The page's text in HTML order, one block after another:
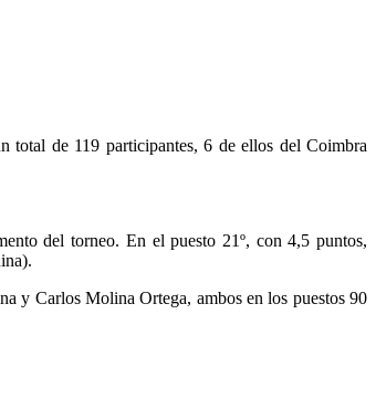
de 119 participantes, 6 de ellos del Coimbra
del torneo. En el puesto 21º, con 4,5 puntos,
y Carlos Molina Ortega, ambos en los puestos 90